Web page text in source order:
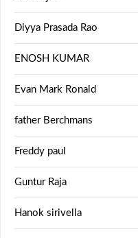
Diyya Prasada Rao
ENOSH KUMAR
Evan Mark Ronald
father Berchmans
Freddy paul
Guntur Raja
Hanok sirivella